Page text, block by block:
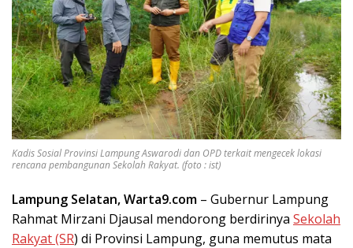
Kadis Sosial Provinsi Lampung Aswarodi dan OPD terkait mengecek lokasi
rencana pembangunan Sekolah Rakyat. (foto : ist)
Lampung Selatan, Warta9.com – Gubernur Lampung
Rahmat Mirzani Djausal mendorong berdirinya Sekolah
Rakyat (SR) di Provinsi Lampung, guna memutus mata